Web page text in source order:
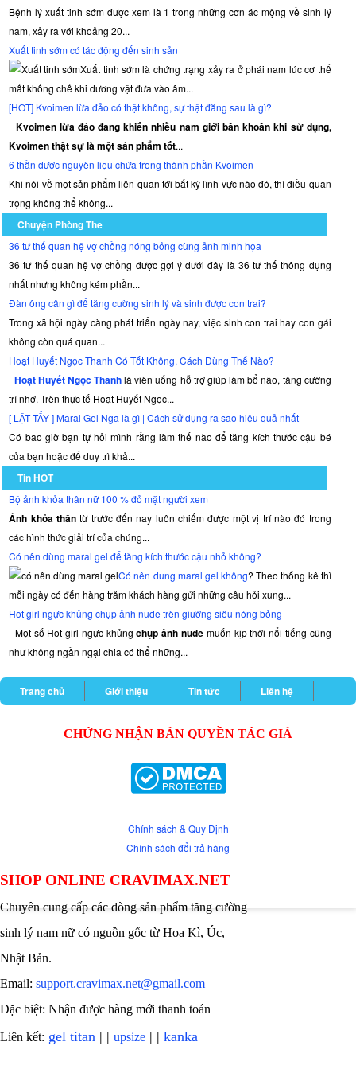
Bệnh lý xuất tinh sớm được xem là 1 trong những cơn ác mộng về sinh lý
nam, xảy ra với khoảng 20...
Xuất tinh sớm có tác động đến sinh sản
Xuất tinh sớm là chứng trạng xảy ra ở phái nam lúc cơ thể
mất khống chế khi dương vật đưa vào âm...
[HOT] Kvoimen lừa đảo có thật không, sự thật đằng sau là gì?
Kvoimen lừa đảo đang khiến nhiều nam giới băn khoăn khi sử dụng,
Kvoimen thật sự là một sản phẩm tốt...
6 thần dược nguyên liệu chứa trong thành phần Kvoimen
Khi nói về một sản phẩm liên quan tới bất kỳ lĩnh vực nào đó, thì điều quan
trọng không thể không...
Chuyện Phòng The
36 tư thế quan hệ vợ chồng nóng bỏng cùng ảnh minh họa
36 tư thế quan hệ vợ chồng được gợi ý dưới đây là 36 tư thế thông dụng
nhất nhưng không kém phần...
Đàn ông cần gì để tăng cường sinh lý và sinh được con trai?
Trong xã hội ngày càng phát triển ngày nay, việc sinh con trai hay con gái
không còn quá quan...
Hoạt Huyết Ngọc Thanh Có Tốt Không, Cách Dùng Thế Nào?
Hoạt Huyết Ngọc Thanhlà viên uống hỗ trợ giúp làm bổ não, tăng cường
trí nhớ. Trên thực tế Hoạt Huyết Ngọc...
[ LẬT TẨY ] Maral Gel Nga là gì | Cách sử dụng ra sao hiệu quả nhất
Có bao giờ bạn tự hỏi mình rằng làm thế nào để tăng kích thước cậu bé
của bạn hoặc để duy trì khả...
Tin HOT
Bộ ảnh khỏa thân nữ 100 % đỏ mặt người xem
Ảnh khỏa thântừ trước đến nay luôn chiếm được một vị trí nào đó trong
các hình thức giải trí của chúng...
Có nên dùng maral gel để tăng kích thước cậu nhỏ không?
Có nên dung maral gel không? Theo thống kê thì
mỗi ngày có đến hàng trăm khách hàng gửi những câu hỏi xung...
Hot girl ngực khủng chụp ảnh nude trên giường siêu nóng bỏng
Một số Hot girl ngực khủngchụp ảnh nude muốn kịp thời nổi tiếng cũng
như không ngần ngại chia có thể những...
Trang chủ Giới thiệu Tin tức Liên hệ
CHỨNG NHẬN BẢN QUYỀN TÁC GIẢ
Chính sách & Quy Định
Chính sách đổi trả hàng
SHOP ONLINE CRAVIMAX.NET
Chuyên cung cấp các dòng sản phẩm tăng cường
sinh lý nam nữ có nguồn gốc từ Hoa Kì, Úc,
Nhật Bản.
Email: support.cravimax.net@gmail.com
Đặc biệt: Nhận được hàng mới thanh toán
Liên kết: gel titan | | upsize | | kanka